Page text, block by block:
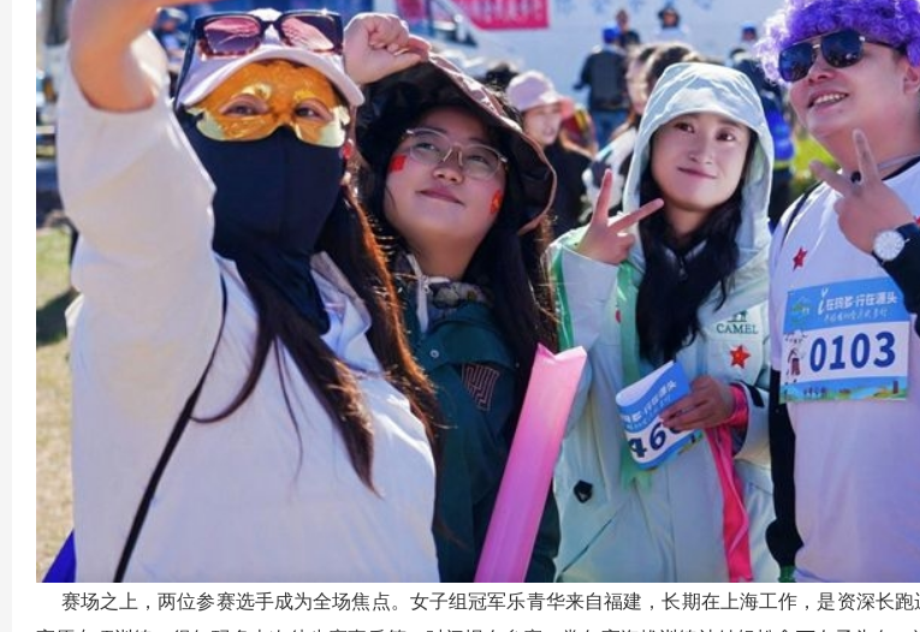
赛场之上，两位参赛选手成为全场焦点。女子组冠军乐青华来自福建，长期在上海工作，是资深长